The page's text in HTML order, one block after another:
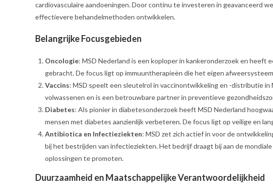
cardiovasculaire aandoeningen. Door continu te investeren in geavanceerd
effectievere behandelmethoden ontwikkelen.
Belangrijke Focusgebieden
Oncologie: MSD Nederland is een koploper in kankeronderzoek en heeft
gebracht. De focus ligt op immuuntherapieën die het eigen
Vaccins: MSD speelt een sleutelrol in vaccinontwikkeling en -distributie
volwassenen en is een betrouwbare partner in preventieve
Diabetes: Als pionier in diabetesonderzoek heeft MSD Nederland
mensen met diabetes aanzienlijk verbeteren. De focus ligt op veilige en
Antibiotica en Infectieziekten: MSD zet zich actief in voor de
bij het bestrijden van infectieziekten. Het bedrijf draagt bij aan de
oplossingen te promoten.
Duurzaamheid en Maatschappelijke Verantwoordelijkheid